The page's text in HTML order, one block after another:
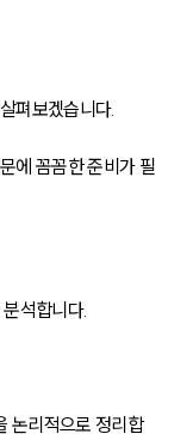
펴보겠습니다.
에 꼼꼼한 준비가 필
석합니다.
논리적으로 정리합